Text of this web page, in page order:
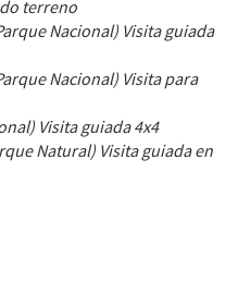
terreno
Nacional) Visita guiada
Nacional) Visita para
Visita guiada 4x4
Natural) Visita guiada en